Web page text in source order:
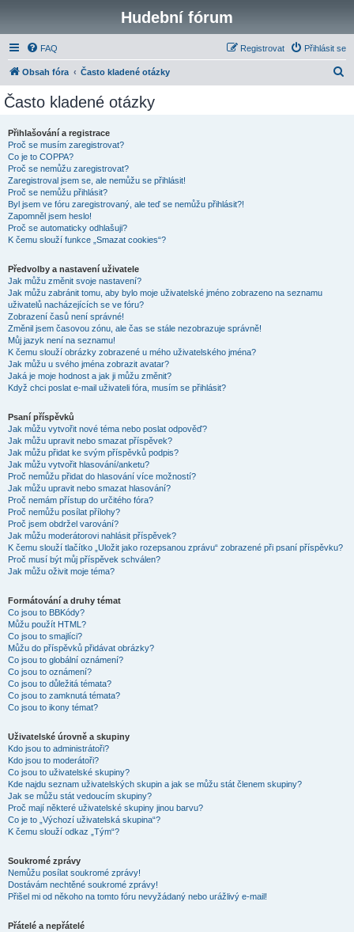
Hudební fórum
FAQ Přihlásit se
Registrovat
Obsah fóra Často kladené otázky
Často kladené otázky
Přihlašování a registrace
Proč se musím zaregistrovat?
Co je to COPPA?
Proč se nemůžu zaregistrovat?
Zaregistroval jsem se, ale nemůžu se přihlásit!
Proč se nemůžu přihlásit?
Byl jsem ve fóru zaregistrovaný, ale teď se nemůžu přihlásit?!
Zapomněl jsem heslo!
Proč se automaticky odhlašuji?
K čemu slouží funkce „Smazat cookies“?
Předvolby a nastavení uživatele
Jak můžu změnit svoje nastavení?
Jak můžu zabránit tomu, aby bylo moje uživatelské jméno zobrazeno na seznamu
uživatelů nacházejících se ve fóru?
Zobrazení časů není správné!
Změnil jsem časovou zónu, ale čas se stále nezobrazuje správně!
Můj jazyk není na seznamu!
K čemu slouží obrázky zobrazené u mého uživatelského jména?
Jak můžu u svého jména zobrazit avatar?
Jaká je moje hodnost a jak ji můžu změnit?
Když chci poslat e-mail uživateli fóra, musím se přihlásit?
Psaní příspěvků
Jak můžu vytvořit nové téma nebo poslat odpověď?
Jak můžu upravit nebo smazat příspěvek?
Jak můžu přidat ke svým příspěvků podpis?
Jak můžu vytvořit hlasování/anketu?
Proč nemůžu přidat do hlasování více možností?
Jak můžu upravit nebo smazat hlasování?
Proč nemám přístup do určitého fóra?
Proč nemůžu posílat přílohy?
Proč jsem obdržel varování?
Jak můžu moderátorovi nahlásit příspěvek?
K čemu slouží tlačítko „Uložit jako rozepsanou zprávu“ zobrazené při psaní příspěvku?
Proč musí být můj příspěvek schválen?
Jak můžu oživit moje téma?
Formátování a druhy témat
Co jsou to BBKódy?
Můžu použít HTML?
Co jsou to smajlíci?
Můžu do příspěvků přidávat obrázky?
Co jsou to globální oznámení?
Co jsou to oznámení?
Co jsou to důležitá témata?
Co jsou to zamknutá témata?
Co jsou to ikony témat?
Uživatelské úrovně a skupiny
Kdo jsou to administrátoři?
Kdo jsou to moderátoři?
Co jsou to uživatelské skupiny?
Kde najdu seznam uživatelských skupin a jak se můžu stát členem skupiny?
Jak se můžu stát vedoucím skupiny?
Proč mají některé uživatelské skupiny jinou barvu?
Co je to „Výchozí uživatelská skupina“?
K čemu slouží odkaz „Tým“?
Soukromé zprávy
Nemůžu posílat soukromé zprávy!
Dostávám nechtěné soukromé zprávy!
Přišel mi od někoho na tomto fóru nevyžádaný nebo urážlivý e-mail!
Přátelé a nepřátelé